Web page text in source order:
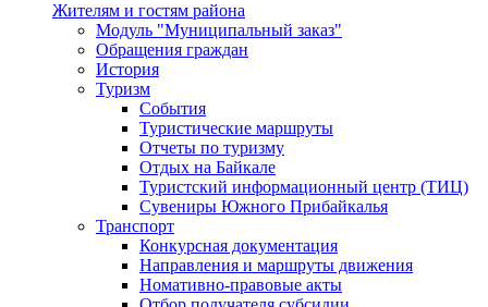
Жителям и гостям района
Модуль "Муниципальный заказ"
Обращения граждан
История
Туризм
События
Туристические маршруты
Отчеты по туризму
Отдых на Байкале
Туристский информационный центр (ТИЦ)
Сувениры Южного Прибайкалья
Транспорт
Конкурсная документация
Направления и маршруты движения
Номативно-правовые акты